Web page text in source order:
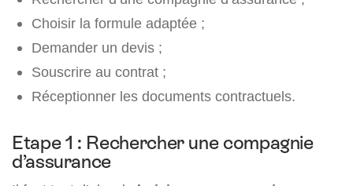
Choisir la formule adaptée ;
Demander un devis ;
Souscrire au contrat ;
Réceptionner les documents contractuels.
Etape 1 : Rechercher une compagnie
d’assurance